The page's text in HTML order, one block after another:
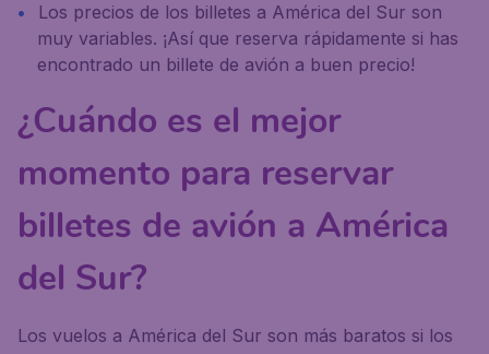
Los precios de los billetes a América del Sur son
muy variables. ¡Así que reserva rápidamente si has
encontrado un billete de avión a buen precio!
¿Cuándo es el mejor
momento para reservar
billetes de avión a América
del Sur?
Los vuelos a América del Sur son más baratos si los